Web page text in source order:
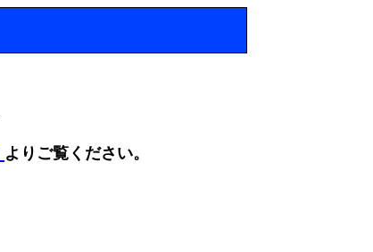
よりご覧ください。